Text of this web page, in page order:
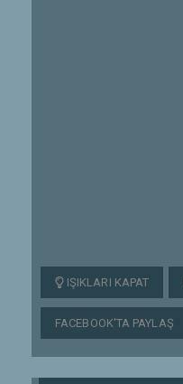
IŞIKLARI KAPAT
FACEBOOK'TA PAYLAŞ